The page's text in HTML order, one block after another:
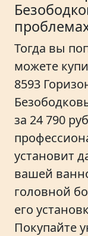
Тогда вы
можете
8593
за 24 790
установит
вашей
головной
его
Покупайте